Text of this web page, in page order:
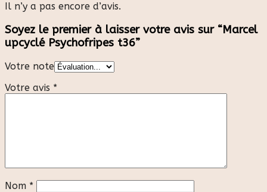
Il n’y a pas encore d’avis.
Soyez le premier à laisser votre avis sur “Marcel
upcyclé Psychofripes t36”
Votre note
Votre avis *
Nom *